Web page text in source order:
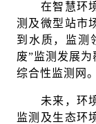
在智慧环
测及微型站市
到水质，监测
废”监测发展
综合性监测网。
未来，环
监测及生态环